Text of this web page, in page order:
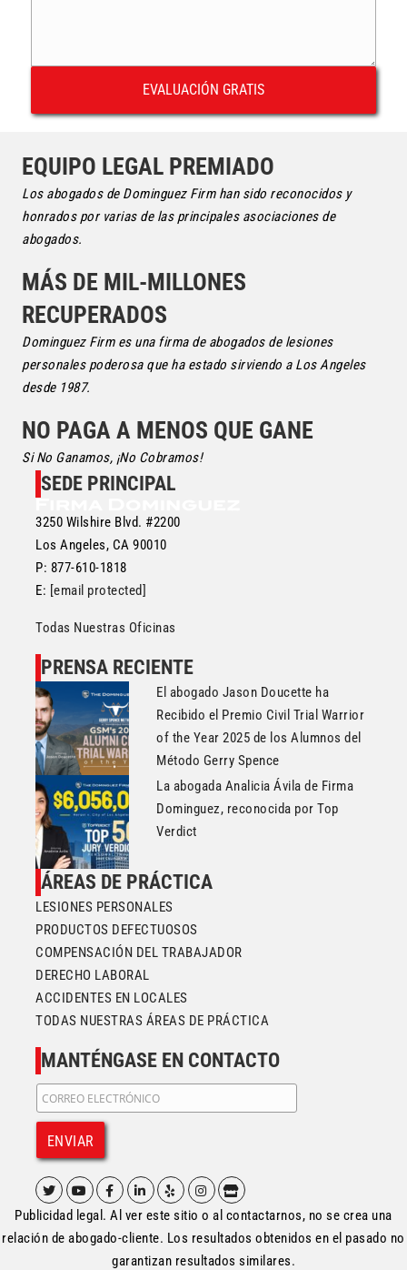
EQUIPO LEGAL PREMIADO
Los abogados de Dominguez Firm han sido reconocidos y
honrados por varias de las principales asociaciones de
abogados.
MÁS DE MIL-MILLONES
RECUPERADOS
Dominguez Firm es una firma de abogados de lesiones
personales poderosa que ha estado sirviendo a Los Angeles
desde 1987.
NO PAGA A MENOS QUE GANE
Si No Ganamos, ¡No Cobramos!
SEDE PRINCIPAL
3250 Wilshire Blvd. #2200
Los Angeles, CA 90010
P: 877-610-1818
E: [email protected]
Todas Nuestras Oficinas
PRENSA RECIENTE
El abogado Jason Doucette ha
Recibido el Premio Civil Trial Warrior
of the Year 2025 de los Alumnos del
Método Gerry Spence
La abogada Analicia Ávila de Firma
Dominguez, reconocida por Top
Verdict
ÁREAS DE PRÁCTICA
LESIONES PERSONALES
PRODUCTOS DEFECTUOSOS
COMPENSACIÓN DEL TRABAJADOR
DERECHO LABORAL
ACCIDENTES EN LOCALES
TODAS NUESTRAS ÁREAS DE PRÁCTICA
MANTÉNGASE EN CONTACTO
Publicidad legal. Al ver este sitio o al contactarnos, no se crea una
relación de abogado-cliente. Los resultados obtenidos en el pasado no
garantizan resultados similares.